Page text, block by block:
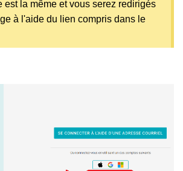
est la même et vous serez redirigés
à l'aide du lien compris dans le